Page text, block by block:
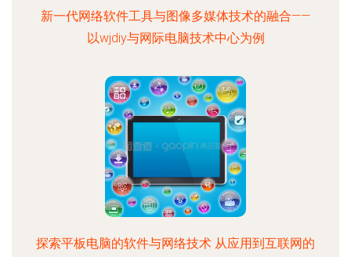
新一代网络软件工具与图像多媒体技术的融合——
以wjdiy与网际电脑技术中心为例
探索平板电脑的软件与网络技术 从应用到互联网的